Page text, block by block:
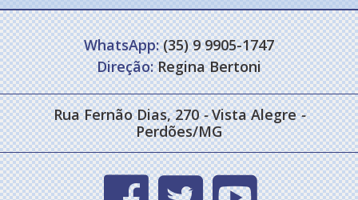
WhatsApp:(35) 9 9905-1747
Direção:Regina Bertoni
Rua Fernão Dias, 270- Vista Alegre-
Perdões/MG